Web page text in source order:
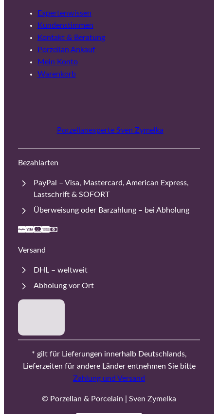
Expertenwissen
Kundenstimmen
Kontakt & Beratung
Porzellan Ankauf
Mein Konto
Warenkorb
Porzellanexperte Sven Zymelka
Bezahlarten
PayPal – Visa, Mastercard, American Express,
Lastschrift & SOFORT
Überweisung oder Barzahlung – bei Abholung
Versand
DHL – weltweit
Abholung vor Ort
* gilt für Lieferungen innerhalb Deutschlands,
Lieferzeiten für andere Länder entnehmen Sie bitte
Zahlung und Versand
© Porzellan & Porcelain | Sven Zymelka